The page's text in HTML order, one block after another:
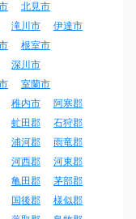
北見市
滝川市
伊達市
根室市
深川市
室蘭市
稚内市
阿寒郡
虻田郡
石狩郡
浦河郡
雨竜郡
河西郡
河東郡
亀田郡
茅部郡
国後郡
様似郡